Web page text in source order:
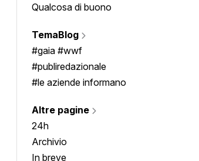
Qualcosa di buono
TemaBlog
#gaia #wwf
#publiredazionale
#le aziende informano
Altre pagine
24h
Archivio
In breve